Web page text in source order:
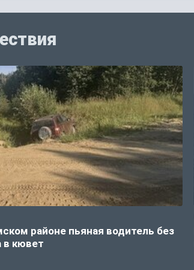
районе пьяная водитель без
в кювет